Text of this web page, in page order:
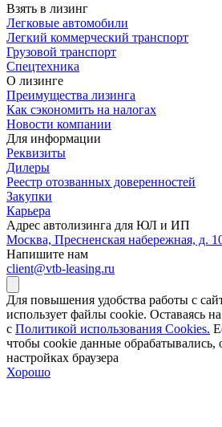
Взять в лизинг
Легковые автомобили
Легкий коммерческий транспорт
Грузовой транспорт
Спецтехника
О лизинге
Преимущества лизинга
Как сэкономить на налогах
Новости компании
Для информации
Реквизиты
Дилеры
Реестр отозванных доверенностей
Закупки
Карьера
Адрес автолизинга для ЮЛ и ИП
Москва, Пресненская набережная, д.
Напишите нам
client@vtb-leasing.ru
Для повышения удобства работы с
использует файлы cookie. Оставаясь
с Политикой использования Cookies.
чтобы сookie данные обрабатывались,
настройках браузера
Хорошо